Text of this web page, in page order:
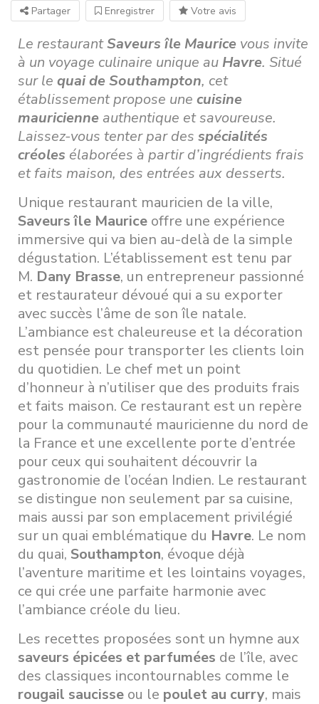
Partager Enregistrer Votre avis
Le restaurantSaveurs île Maurice vous invite
à un voyage culinaire unique au Havre. Situé
sur le quai de Southampton, cet
établissement propose une cuisine
mauricienne authentique et savoureuse.
Laissez-vous tenter par des spécialités
créoles élaborées à partir d’ingrédients frais
et faits maison, des entrées aux desserts.
Unique restaurant mauricien de la ville,
Saveurs île Maurice offre une expérience
immersive qui va bien au-delà de la simple
dégustation. L’établissement est tenu par
M. Dany Brasse, un entrepreneur passionné
et restaurateur dévoué qui a su exporter
avec succès l’âme de son île natale.
L’ambiance est chaleureuse et la décoration
est pensée pour transporter les clients loin
du quotidien. Le chef met un point
d’honneur à n’utiliser que des produits frais
et faits maison. Ce restaurant est un repère
pour la communauté mauricienne du nord de
la France et une excellente porte d’entrée
pour ceux qui souhaitent découvrir la
gastronomie de l’océan Indien. Le restaurant
se distingue non seulement par sa cuisine,
mais aussi par son emplacement privilégié
sur un quai emblématique du Havre. Le nom
du quai, Southampton, évoque déjà
l’aventure maritime et les lointains voyages,
ce qui crée une parfaite harmonie avec
l’ambiance créole du lieu.
Les recettes proposées sont un hymne aux
saveurs épicées et parfumées de l’île, avec
des classiques incontournables comme le
rougail saucisse ou le poulet au curry, mais